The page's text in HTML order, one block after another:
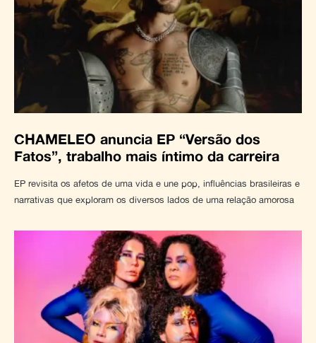
CHAMELEO anuncia EP “Versão dos
Fatos”, trabalho mais íntimo da carreira
EP revisita os afetos de uma vida e une pop, influências brasileiras e
narrativas que exploram os diversos lados de uma relação amorosa